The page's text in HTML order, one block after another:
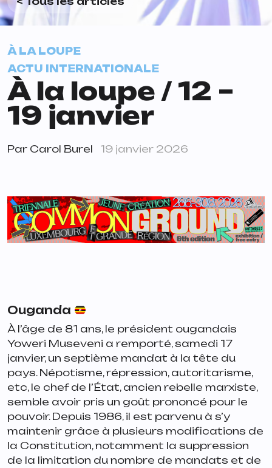
À LA LOUPE
ACTU INTERNATIONALE
À la loupe / 12 –
19 janvier
Par Carol Burel 19 janvier 2026
Ouganda
À l’âge de 81 ans, le président ougandais
Yoweri Museveni a remporté, samedi 17
janvier, un septième mandat à la tête du
pays. Népotisme, répression, autoritarisme,
etc, le chef de l’État, ancien rebelle marxiste,
semble avoir pris un goût prononcé pour le
pouvoir. Depuis 1986, il est parvenu à s’y
maintenir grâce à plusieurs modifications de
la Constitution, notamment la suppression
de la limitation du nombre de mandats et de